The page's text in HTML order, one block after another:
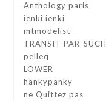
Anthology paris
ienki ienki
mtmodelist
TRANSIT PAR-SUCH
pelleq
LOWER
hankypanky
ne Quittez pas